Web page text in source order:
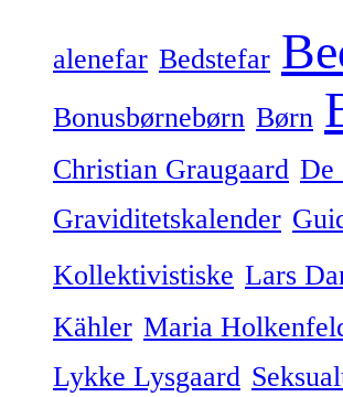
alenefar Bedstefar
Bonusbørnebørn Børn
Christian Graugaard De
Graviditetskalender
Kollektivistiske Lars
Kähler Maria
Lykke Lysgaard